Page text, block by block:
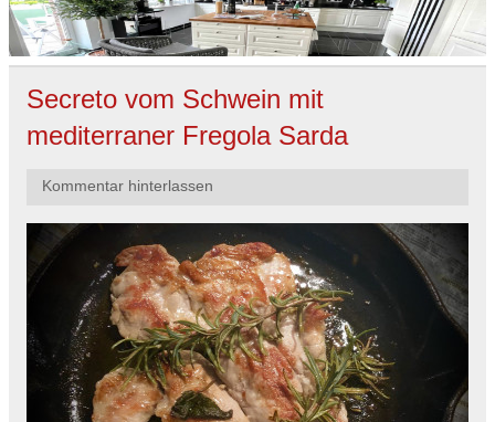
Secreto vom Schwein mit
mediterraner Fregola Sarda
Kommentar hinterlassen